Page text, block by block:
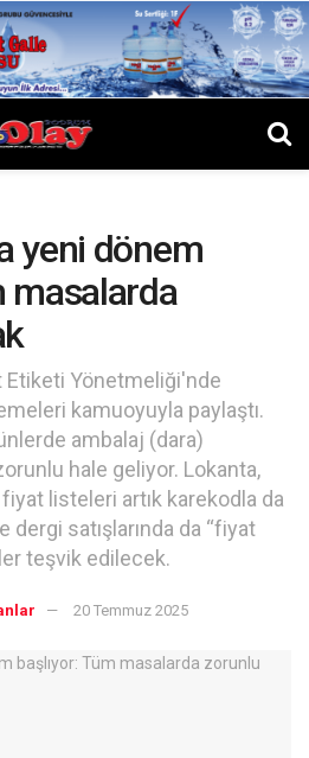
yeni dönem
masalarda
Etiketi Yönetmeliği'nde
kamuoyuyla paylaştı.
ambalaj (dara)
hale geliyor. Lokanta,
listeleri artık karekodla da
satışlarında da “fiyat
teşvik edilecek.
20 Temmuz 2025